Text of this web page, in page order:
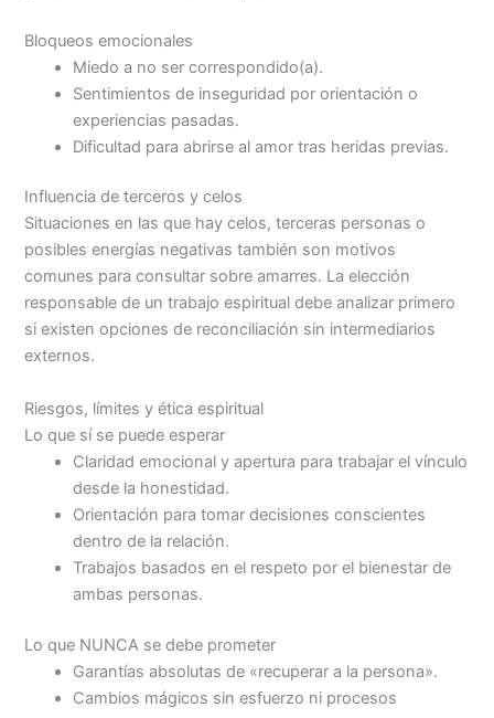
Bloqueos emocionales
Miedo a no ser correspondido(a).
Sentimientos de inseguridad por orientación o
experiencias pasadas.
Dificultad para abrirse al amor tras heridas previas.
Influencia de terceros y celos
Situaciones en las que hay celos, terceras personas o
posibles energías negativas también son motivos
comunes para consultar sobre amarres. La elección
responsable de un trabajo espiritual debe analizar primero
si existen opciones de reconciliación sin intermediarios
externos.
Riesgos, límites y ética espiritual
Lo que sí se puede esperar
Claridad emocional y apertura para trabajar el vínculo
desde la honestidad.
Orientación para tomar decisiones conscientes
dentro de la relación.
Trabajos basados en el respeto por el bienestar de
ambas personas.
Lo que NUNCA se debe prometer
Garantías absolutas de «recuperar a la persona».
Cambios mágicos sin esfuerzo ni procesos